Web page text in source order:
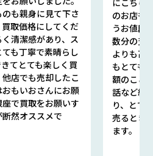
も親身に見て下さ
取価格にしてくだ
清潔感があり、ス
も丁寧で素晴らし
てとても楽しく買
店でも売却したこ
もいおさんにお願
で買取をお願いす
然オススメで
のお店も
うお値段
数分の査
よりも高
もとても
額のこと
話など細
り、とて
売るとき
ます。